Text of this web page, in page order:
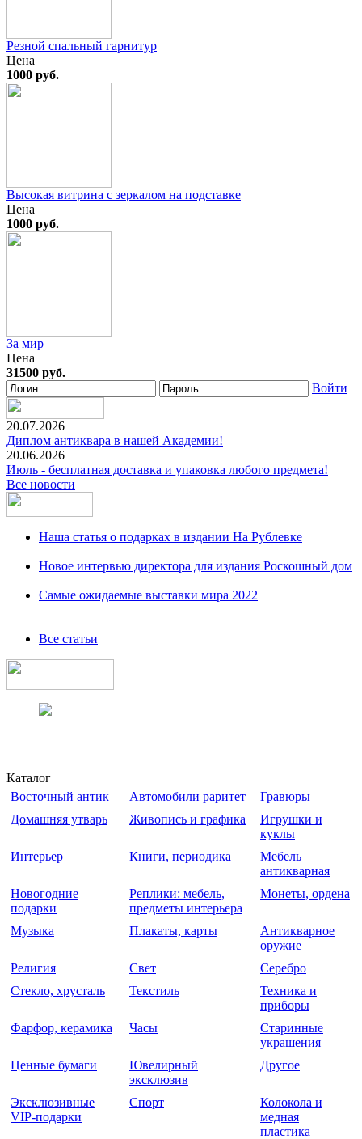
Резной спальный гарнитур
Цена
1000 руб.
Высокая витрина с зеркалом на подставке
Цена
1000 руб.
За мир
Цена
31500 руб.
Войти
20.07.2026
Диплом антиквара в нашей Академии!
20.06.2026
Июль - бесплатная доставка и упаковка любого предмета!
Все новости
Наша статья о подарках в издании На Рублевке
Новое интервью директора для издания Роскошный дом
Самые ожидаемые выставки мира 2022
Все статьи
Каталог
Восточный антик
Автомобили раритет
Гравюры
Домашняя утварь
Живопись и графика
Игрушки и
куклы
Интерьер
Книги, периодика
Мебель
антикварная
Новогодние
подарки
Реплики: мебель,
предметы интерьера
Монеты, ордена
Музыка Плакаты, карты
Антикварное
оружие
Религия
Свет
Серебро
Стекло, хрусталь
Текстиль
Техника и
приборы
Фарфор, керамика
Часы
Старинные
украшения
Ценные бумаги
Ювелирный
эксклюзив
Другое
Эксклюзивные
VIP-подарки
Спорт
Колокола и
медная
пластика